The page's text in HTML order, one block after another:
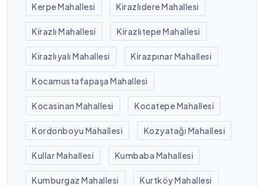
Kerpe Mahallesi Kirazlıdere Mahallesi
Kirazlı Mahallesi Kirazlıtepe Mahallesi
Kirazlıyalı Mahallesi Kirazpınar Mahallesi
Kocamustafapaşa Mahallesi
Kocasinan Mahallesi Kocatepe Mahallesi
Kordonboyu Mahallesi Kozyatağı Mahallesi
Kullar Mahallesi Kumbaba Mahallesi
Kumburgaz Mahallesi Kurtköy Mahallesi